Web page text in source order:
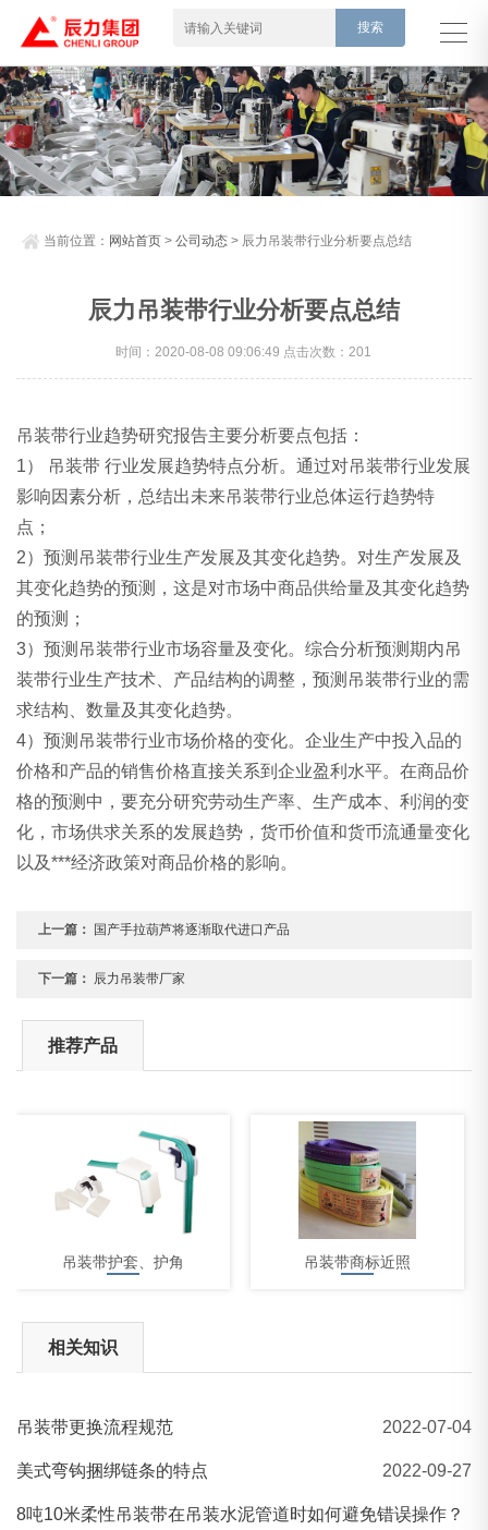
当前位置： 网站首页 >公司动态 > 辰力吊装带行业分析要点总结
辰力吊装带行业分析要点总结
时间：2020-08-08 09:06:49 点击次数：201
吊装带行业趋势研究报告主要分析要点包括：
1） 吊装带 行业发展趋势特点分析。通过对吊装带行业发展
影响因素分析，总结出未来吊装带行业总体运行趋势特
点；
2）预测吊装带行业生产发展及其变化趋势。对生产发展及
其变化趋势的预测，这是对市场中商品供给量及其变化趋势
的预测；
3）预测吊装带行业市场容量及变化。综合分析预测期内吊
装带行业生产技术、产品结构的调整，预测吊装带行业的需
求结构、数量及其变化趋势。
4）预测吊装带行业市场价格的变化。企业生产中投入品的
价格和产品的销售价格直接关系到企业盈利水平。在商品价
格的预测中，要充分研究劳动生产率、生产成本、利润的变
化，市场供求关系的发展趋势，货币价值和货币流通量变化
以及***经济政策对商品价格的影响。
上一篇： 国产手拉葫芦将逐渐取代进口产品
下一篇： 辰力吊装带厂家
推荐产品
吊装带护套、护角 吊装带商标近照
相关知识
吊装带更换流程规范 2022-07-04
美式弯钩捆绑链条的特点 2022-09-27
8吨10米柔性吊装带在吊装水泥管道时如何避免错误操作？